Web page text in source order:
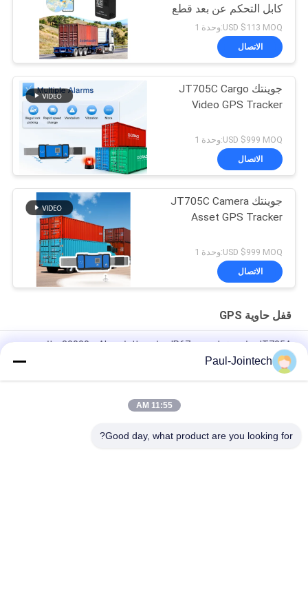
كابل التحكم عن بعد قطع
إنذار قفل ذكي
USD $113 MOQ:وحدة 1
الاتصال
جوينتك JT705C Cargo
Video GPS Tracker
USD $999 MOQ:وحدة 1
الاتصال
جوينتك JT705C Camera
Asset GPS Tracker
USD $999 MOQ:وحدة 1
الاتصال
قفل حاوية GPS
JT705A حاوية قفل تتبع - IP67 مقاومة للماء و 30000mAh بطارية
مضادة للكسر
JT705C حاوية قابلة للتخصيص GPS كاميرا فيديو قفل مراقبة البضائع
Paul-Jointech
11:55 AM
Good day, what product are you looking for?